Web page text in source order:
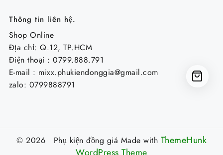
Thông tin liên hệ.
Shop Online
Địa chỉ: Q.12, TP.HCM
Điện thoại : 0799.888.791
E-mail : mixx.phukiendonggia@gmail.com
zalo: 0799888791
© 2026 Phụ kiện đồng giá Made with ThemeHunk